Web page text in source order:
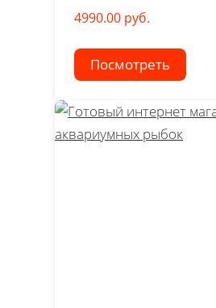
4990.00 руб.
Посмотреть